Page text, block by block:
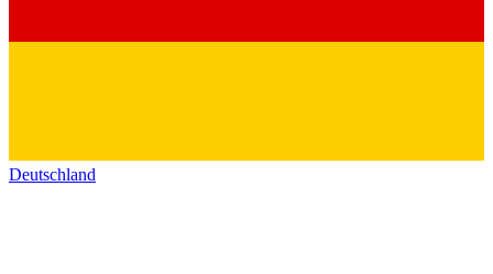
Deutschland